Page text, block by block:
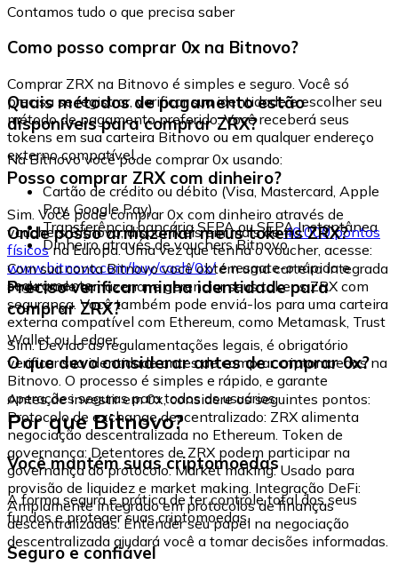
Contamos tudo o que precisa saber
Como posso comprar 0x na Bitnovo?
Comprar ZRX na Bitnovo é simples e seguro. Você só
precisa se registrar, verificar sua identidade e escolher seu
método de pagamento preferido. Você receberá seus
tokens em sua carteira Bitnovo ou em qualquer endereço
externo compatível.
Quais métodos de pagamento estão
disponíveis para comprar ZRX?
Na Bitnovo você pode comprar 0x usando:
Cartão de crédito ou débito (Visa, Mastercard, Apple
Pay, Google Pay)
Transferência bancária SEPA ou SEPA Instantânea
Dinheiro através de vouchers Bitnovo
Posso comprar ZRX com dinheiro?
Sim. Você pode comprar 0x com dinheiro através de
vouchers Bitnovo, disponíveis em mais de40.000 pontos
físicosna Europa. Uma vez que tenha o voucher, acesse:
www.bitnovo.com/buy/cash/0x/e resgate-o rápida e
seguramente.
Onde posso armazenar meus tokens ZRX?
Com sua conta Bitnovo você obtém uma carteira integrada
onde pode armazenar e gerenciar seus tokens ZRX com
segurança. Você também pode enviá-los para uma carteira
externa compatível com Ethereum, como Metamask, Trust
Wallet ou Ledger.
Preciso verificar minha identidade para
comprar ZRX?
Sim. Devido às regulamentações legais, é obrigatório
verificar sua identidade antes de comprar criptomoedas na
Bitnovo. O processo é simples e rápido, e garante
operações seguras para todos os usuários.
O que devo considerar antes de comprar 0x?
Antes de investir em 0x, considere os seguintes pontos:
Protocolo de exchange descentralizado: ZRX alimenta
negociação descentralizada no Ethereum. Token de
governança: Detentores de ZRX podem participar na
governança do protocolo. Market making: Usado para
provisão de liquidez e market making. Integração DeFi:
Amplamente integrado em protocolos de finanças
descentralizadas. Entender seu papel na negociação
descentralizada ajudará você a tomar decisões informadas.
Por que Bitnovo?
Você mantém suas criptomoedas
A forma segura e prática de ter controle total dos seus
fundos e proteger suas criptomoedas.
Seguro e confiável